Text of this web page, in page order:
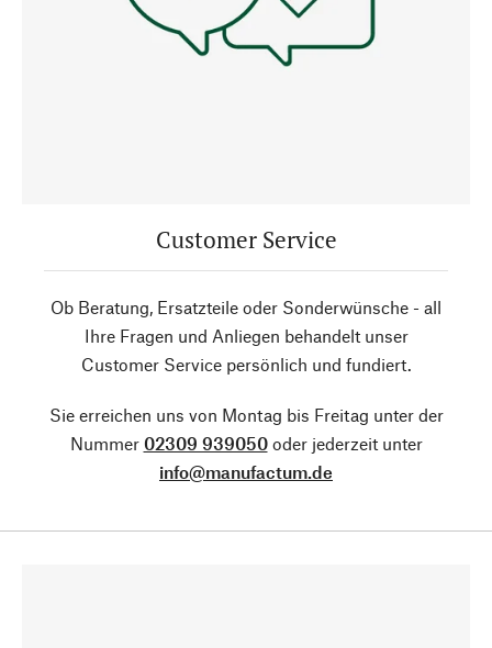
Customer Service
Ob Beratung, Ersatzteile oder Sonderwünsche - all
Ihre Fragen und Anliegen behandelt unser
Customer Service persönlich und fundiert.
Sie erreichen uns von Montag bis Freitag unter der
Nummer 02309 939050oder jederzeit unter
info@manufactum.de